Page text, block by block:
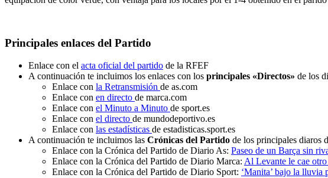
Principales enlaces del Partido
Enlace con el acta oficial del partido de la RFEF
A continuación te incluimos los enlaces con los principales «Directos» de los
Enlace con la Retransmisión de as.com
Enlace con en directo de marca.com
Enlace con el Minuto a Minuto de sport.es
Enlace con el directo de mundodeportivo.es
Enlace con las estadísticas de estadisticas.sport.es
A continuación te incluimos las Crónicas del Partido de los principales diaros
Enlace con la Crónica del Partido de Diario As: Paseo de un Barça sin
Enlace con la Crónica del Partido de Diario Marca: Al Levante le cae
Enlace con la Crónica del Partido de Diario Sport: ‘Manita’ bajo la lluvia